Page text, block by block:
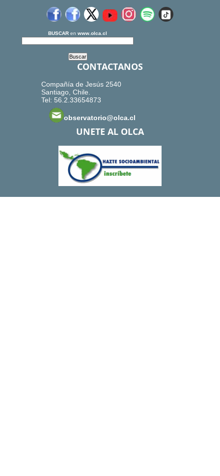
BUSCAR en www.olca.cl
CONTACTANOS
Compañía de Jesús 2540
Santiago, Chile.
Tel: 56.2.33654873
observatorio@olca.cl
UNETE AL OLCA